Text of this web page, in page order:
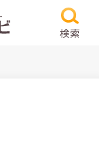
検索